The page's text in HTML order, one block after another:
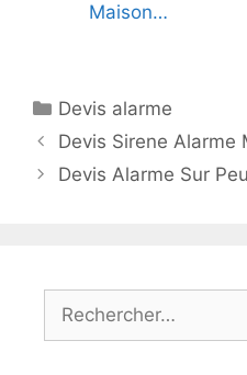
Maison…
Catégories
Devis alarme
Devis Sirene Alarme
Devis Alarme Sur